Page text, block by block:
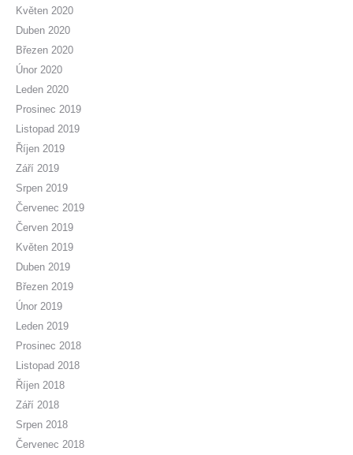
Květen 2020
Duben 2020
Březen 2020
Únor 2020
Leden 2020
Prosinec 2019
Listopad 2019
Říjen 2019
Září 2019
Srpen 2019
Červenec 2019
Červen 2019
Květen 2019
Duben 2019
Březen 2019
Únor 2019
Leden 2019
Prosinec 2018
Listopad 2018
Říjen 2018
Září 2018
Srpen 2018
Červenec 2018